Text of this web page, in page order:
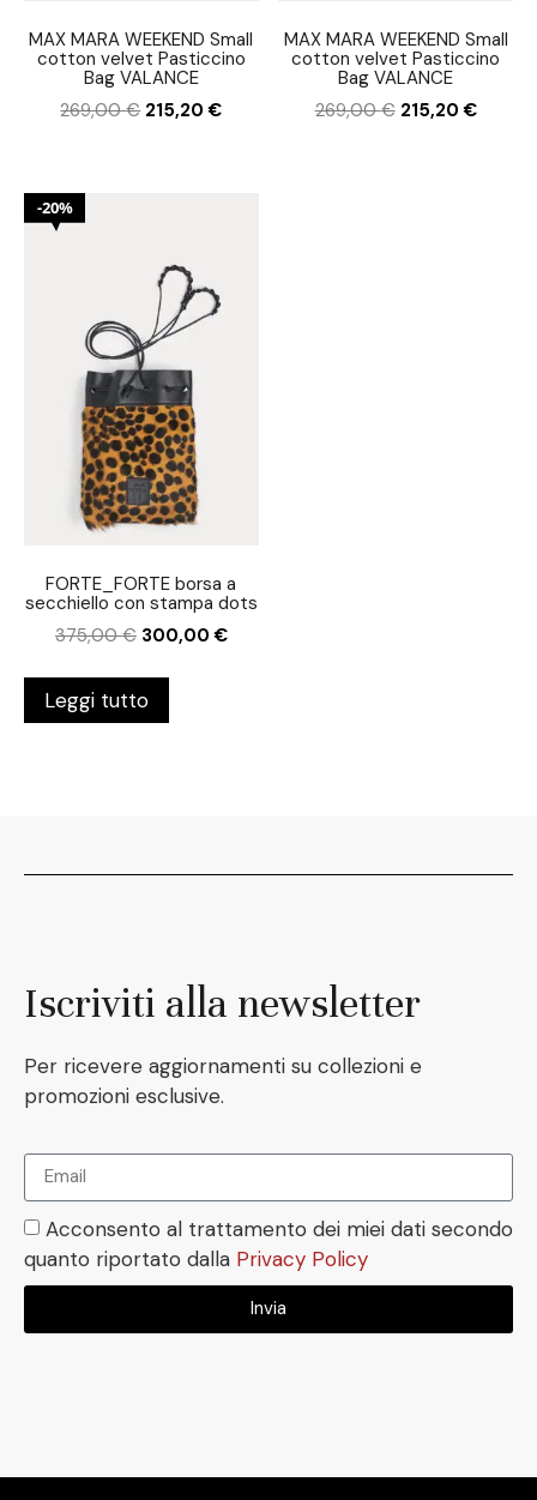
MAX MARA WEEKEND Small
cotton velvet Pasticcino
Bag VALANCE
269,00€ 215,20€
MAX MARA WEEKEND Small
cotton velvet Pasticcino
Bag VALANCE
269,00€ 215,20€
20%
FORTE_FORTE borsa a
secchiello con stampa dots
375,00€ 300,00€
Leggi tutto
Iscriviti alla newsletter
Per ricevere aggiornamenti su collezioni e
promozioni esclusive.
Acconsento al trattamento dei miei dati secondo
quanto riportato dalla Privacy Policy
Invia